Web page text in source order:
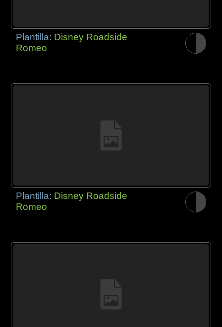
Plantilla: Disney Roadside
Romeo
Plantilla: Disney Roadside
Romeo